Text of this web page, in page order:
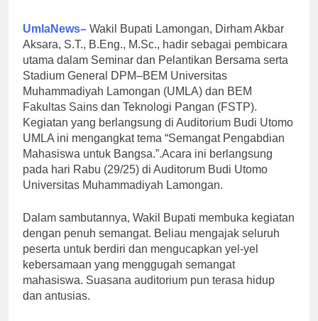
UmlaNews– Wakil Bupati Lamongan, Dirham Akbar
Aksara, S.T., B.Eng., M.Sc., hadir sebagai pembicara
utama dalam Seminar dan Pelantikan Bersama serta
Stadium General DPM–BEM Universitas
Muhammadiyah Lamongan (UMLA) dan BEM
Fakultas Sains dan Teknologi Pangan (FSTP).
Kegiatan yang berlangsung di Auditorium Budi Utomo
UMLA ini mengangkat tema “Semangat Pengabdian
Mahasiswa untuk Bangsa.”.Acara ini berlangsung
pada hari Rabu (29/25) di Auditorum Budi Utomo
Universitas Muhammadiyah Lamongan.
Dalam sambutannya, Wakil Bupati membuka kegiatan
dengan penuh semangat. Beliau mengajak seluruh
peserta untuk berdiri dan mengucapkan yel-yel
kebersamaan yang menggugah semangat
mahasiswa. Suasana auditorium pun terasa hidup
dan antusias.